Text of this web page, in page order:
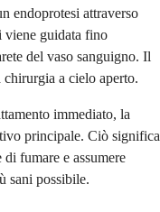
endoprotesi attraverso
guidata fino
del vaso sanguigno. Il
a cielo aperto.
immediato, la
principale. Ciò significa
fumare e assumere
sani possibile.